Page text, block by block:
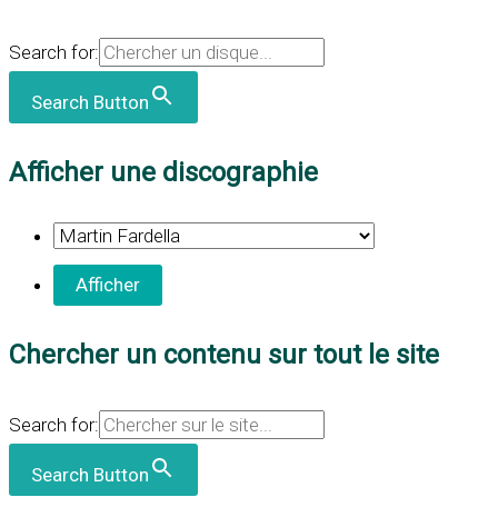
Search for:
Search Button
Afficher une discographie
Chercher un contenu sur tout le site
Search for:
Search Button